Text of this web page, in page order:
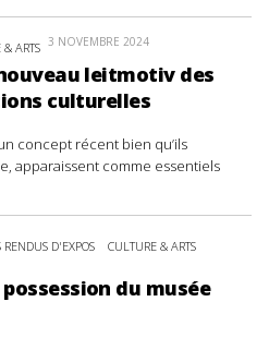
ARTS 3 NOVEMBRE 2024
leitmotiv des
culturelles
concept récent bien qu’ils
apparaissent comme essentiels
RENDUS D'EXPOS CULTURE & ARTS
du musée